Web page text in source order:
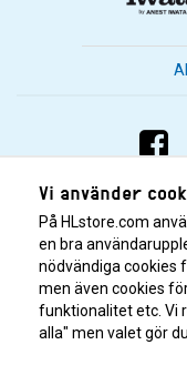
Vi använder
På HLstore.com
en bra
nödvändiga cookies
men även cookies
funktionalitet etc. Vi
alla" men valet gör